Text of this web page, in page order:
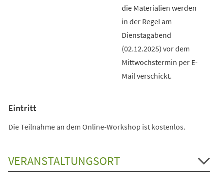
die Materialien werden
in der Regel am
Dienstagabend
(02.12.2025) vor dem
Mittwochstermin per E-
Mail verschickt.
Eintritt
Die Teilnahme an dem Online-Workshop ist kostenlos.
VERANSTALTUNGSORT